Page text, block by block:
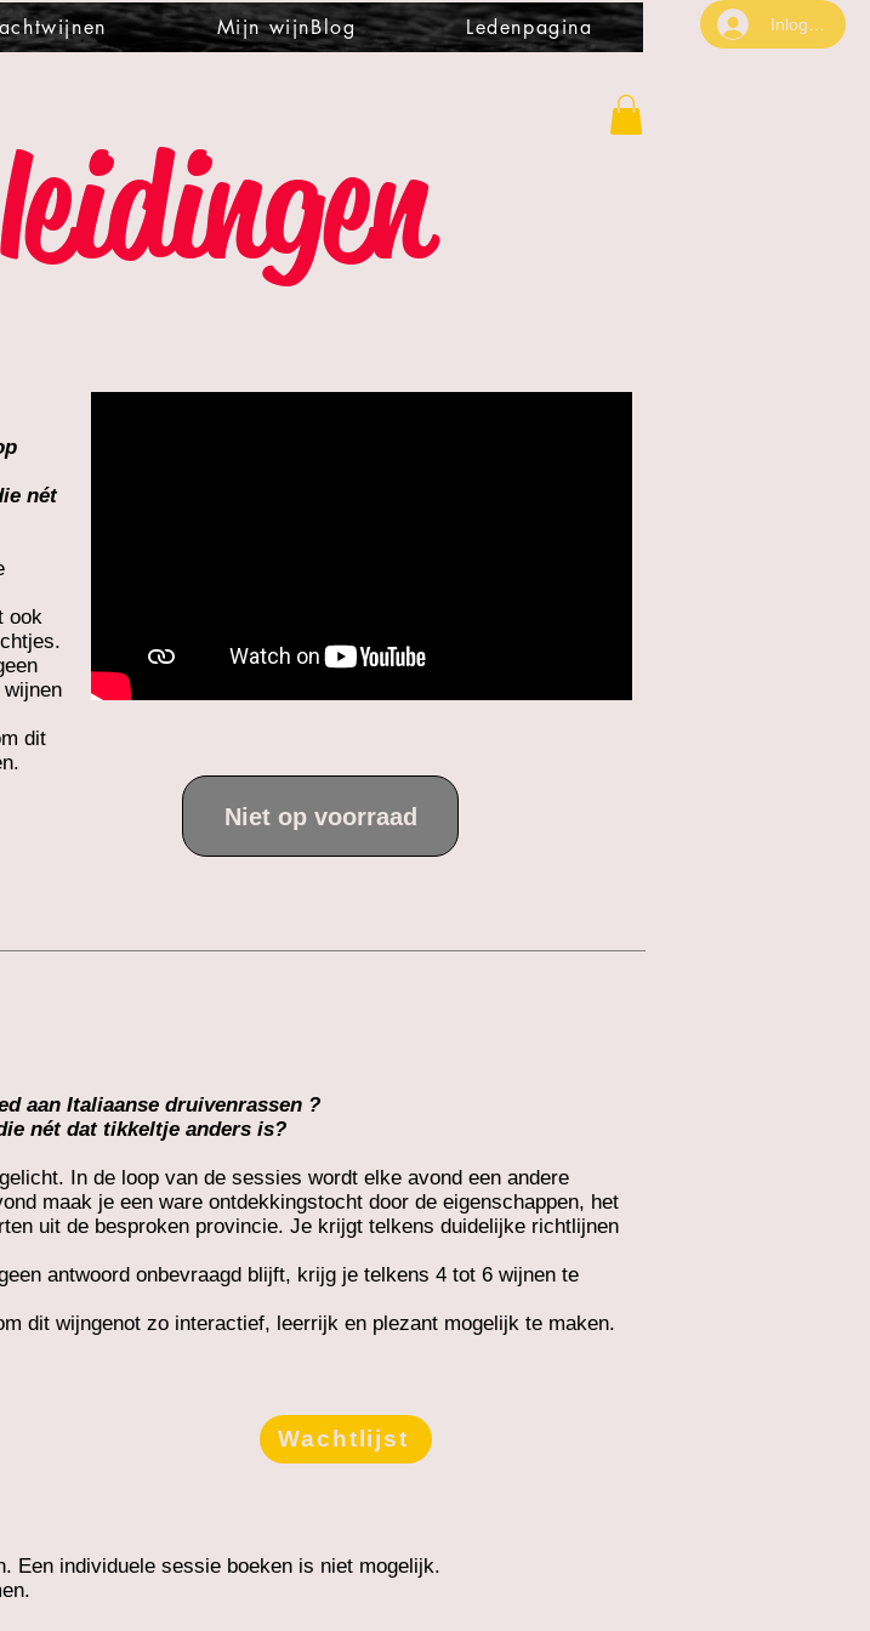
Mijn wijnBlog Ledenpagina Inloggen
nét
ook
dit
Niet op voorraad
aan Italiaanse druivenrassen ?
nét dat tikkeltje anders is?
In de loop van de sessies wordt elke avond een andere
maak je een ware ontdekkingstocht door de eigenschappen, het
uit de besproken provincie. Je krijgt telkens duidelijke richtlijnen
antwoord onbevraagd blijft, krijg je telkens 4 tot 6 wijnen te
dit wijngenot zo interactief, leerrijk en plezant mogelijk te maken.
Een individuele sessie boeken is niet mogelijk.
Wachtlijst